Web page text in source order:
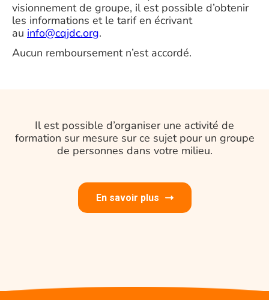
visionnement de groupe, il est possible d’obtenir
les informations et le tarif en écrivant
au info@cqjdc.org.
Aucun remboursement n’est accordé.
Il est possible d’organiser une activité de
formation sur mesure sur ce sujet pour un groupe
de personnes dans votre milieu.
En savoir plus